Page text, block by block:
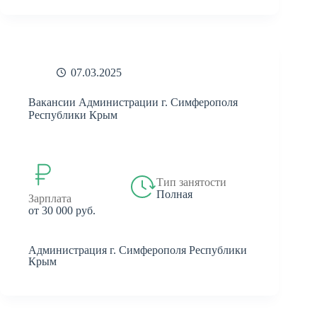
07.03.2025
Вакансии Администрации г. Симферополя
Республики Крым
Зарплата
от 30 000 руб.
Тип занятости
Полная
Администрация г. Симферополя Республики
Крым